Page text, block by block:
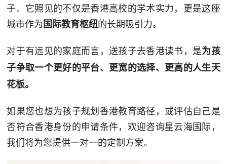
子。它照见的不仅是香港高校的学术实力，更是这座
城市作为 国际教育枢纽的长期吸引力。
对于有远见的家庭而言，送孩子去香港读书，是为孩
子争取一个更好的平台、更宽的选择、更高的人生天
花板。
如果您也想为孩子规划香港教育路径，或评估自己是
否符合香港身份的申请条件，欢迎咨询星云海国际，
我们将为您提供一对一的定制方案。